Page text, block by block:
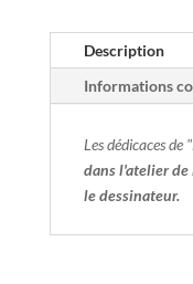
Description
Informations
Les dédicaces de
dans l'atelier
le dessinateur.